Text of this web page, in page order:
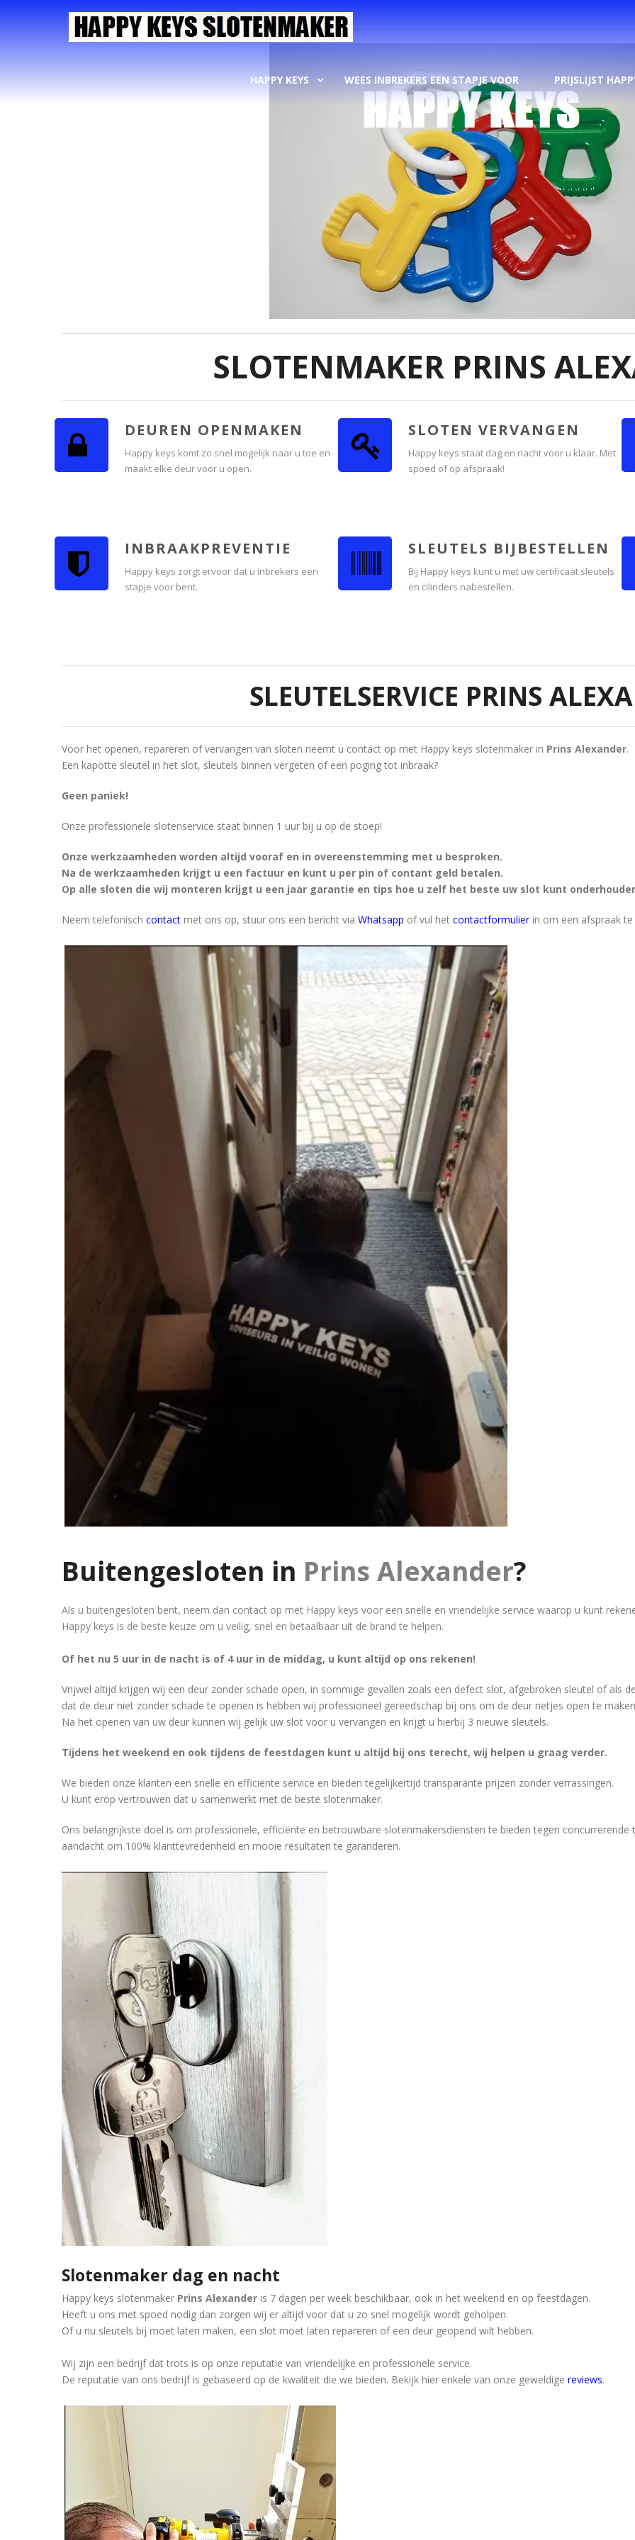
HAPPY KEYS WEES INBREKERS EEN STAPJE VOOR PRIJSLIJST
SLOTENMAKER PRINS
DEUREN OPENMAKEN
Happy keys komt zo snel mogelijk naar u toe en
maakt elke deur voor u open.
SLOTEN VERVANGEN
Happy keys staat dag en nacht voor u klaar. Met
spoed of op afspraak!
INBRAAKPREVENTIE
Happy keys zorgt ervoor dat u inbrekers een
stapje voor bent.
SLEUTELS BIJBESTELLEN
Bij Happy keys kunt u met uw certificaat sleutels
en cilinders nabestellen.
SLEUTELSERVICE PRINS
Voor het openen, repareren of vervangen van sloten neemt u contact op met Happy keys slotenmaker in Prins Alexander.
Een kapotte sleutel in het slot, sleutels binnen vergeten of een poging tot inbraak?
Geen paniek!
Onze professionele slotenservice staat binnen 1 uur bij u op de stoep!
Onze werkzaamheden worden altijd vooraf en in overeenstemming met u besproken.
Na de werkzaamheden krijgt u een factuur en kunt u per pin of contant geld betalen.
Op alle sloten die wij monteren krijgt u een jaar garantie en tips hoe u zelf het beste uw slot kunt
Neem telefonisch contact met ons op, stuur ons een bericht via Whatsapp of vul het contactformulierin om een afspraak te
Buitengesloten in Prins Alexander?
Als u buitengesloten bent, neem dan contact op met Happy keys voor een snelle en vriendelijke service waarop u kunt
Happy keys is de beste keuze om u veilig, snel en betaalbaar uit de brand te helpen.
Of het nu 5 uur in de nacht is of 4 uur in de middag, u kunt altijd op ons rekenen!
Vrijwel altijd krijgen wij een deur zonder schade open, in sommige gevallen zoals een defect slot, afgebroken sleutel of als
dat de deur niet zonder schade te openen is hebben wij professioneel gereedschap bij ons om de deur netjes open te
Na het openen van uw deur kunnen wij gelijk uw slot voor u vervangen en krijgt u hierbij 3 nieuwe sleutels.
Tijdens het weekend en ook tijdens de feestdagen kunt u altijd bij ons terecht, wij helpen u graag verder.
We bieden onze klanten een snelle en efficiënte service en bieden tegelijkertijd transparante prijzen zonder verrassingen.
U kunt erop vertrouwen dat u samenwerkt met de beste slotenmaker.
Ons belangrijkste doel is om professionele, efficiënte en betrouwbare slotenmakersdiensten te bieden tegen
aandacht om 100% klanttevredenheid en mooie resultaten te garanderen.
Slotenmaker dag en nacht
Happy keys slotenmaker Prins Alexander is 7 dagen per week beschikbaar, ook in het weekend en op feestdagen.
Heeft u ons met spoed nodig dan zorgen wij er altijd voor dat u zo snel mogelijk wordt geholpen.
Of u nu sleutels bij moet laten maken, een slot moet laten repareren of een deur geopend wilt hebben.
Wij zijn een bedrijf dat trots is op onze reputatie van vriendelijke en professionele service.
De reputatie van ons bedrijf is gebaseerd op de kwaliteit die we bieden. Bekijk hier enkele van onze geweldige reviews.